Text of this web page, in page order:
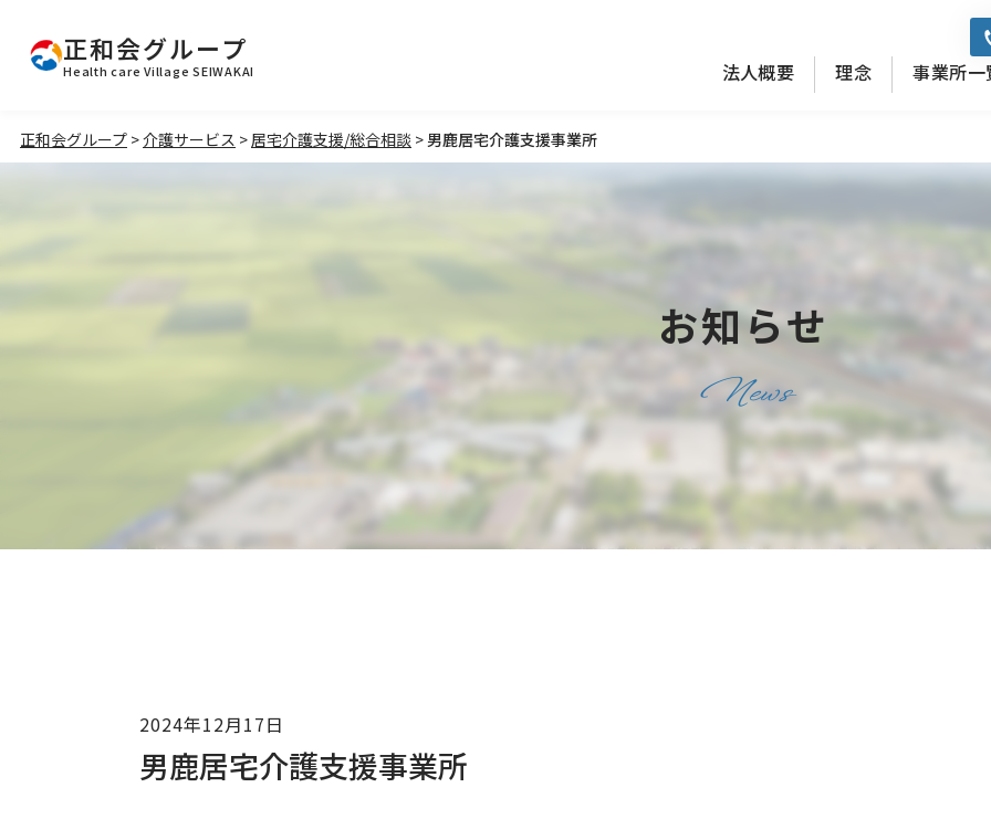
正和会グループ
Health care Village SEIWAKAI 法人概要 理念 事業所一
正和会グループ >介護サービス > 居宅介護支援/総合相談 > 男鹿居宅介護支援事業所
お知らせ
News
2024年12月17日
男鹿居宅介護支援事業所